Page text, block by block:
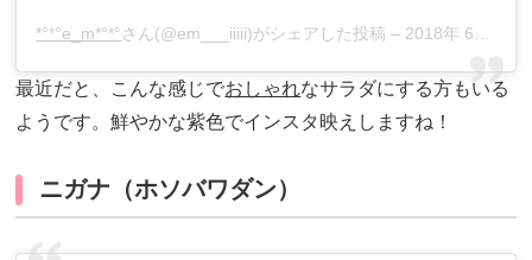
*°*°e_m*°*°さん(@em___iiiii)がシェアした投稿 – 2018年 6月月20日午前3時24分PDT
最近だと、こんな感じでおしゃれなサラダにする方もいる
ようです。鮮やかな紫色でインスタ映えしますね！
ニガナ（ホソバワダン）